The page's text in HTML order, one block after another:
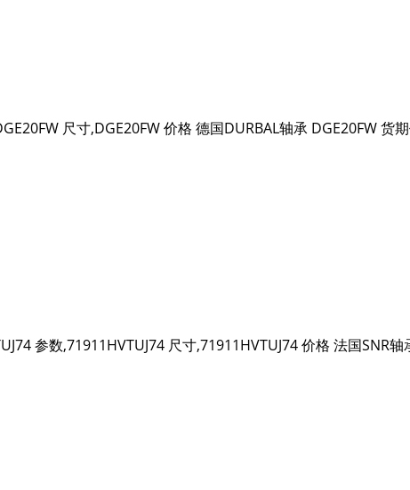
尺寸,DGE20FW 价格 德国DURBAL轴承 DGE20FW 货
参数,71911HVTUJ74 尺寸,71911HVTUJ74 价格 法国SNR